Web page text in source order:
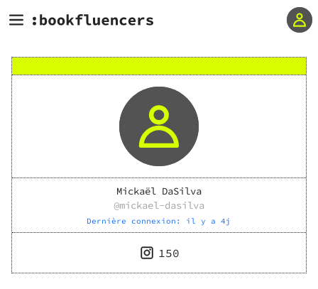
Mickaël DaSilva
@mickael-dasilva
Dernière connexion: il y a 4j
150